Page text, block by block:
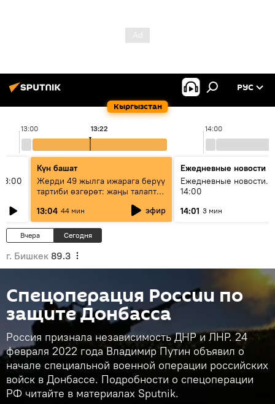
Кыргызстан
РУС
13:00 14:00
13:22
Күн башат
Жерди 49 жылга ижарага берүү
тартиби өзгөрөт: жаңы талаптар
13:04 44 мин эфир
Ежедневные новости
Ежедневные новости.
14:00
14:01 3 мин
Вчера Сегодня
г. Бишкек 89.3
Спецоперация России по
защите Донбасса
Россия признала независимость ДНР и ЛНР. 24
февраля 2022 года Владимир Путин объявил о
начале специальной военной операции российских
войск в Донбассе. Подробности о спецоперации
РФ читайте в материалах Sputnik.